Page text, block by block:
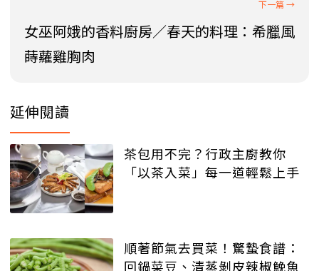
女巫阿娥的香料廚房／春天的料理：希臘風
蒔蘿雞胸肉
延伸閱讀
茶包用不完？行政主廚教你
「以茶入菜」每一道輕鬆上手
順著節氣去買菜！驚蟄食譜：
回鍋菜豆、清蒸剝皮辣椒鮸魚